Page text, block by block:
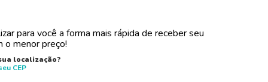
para você a forma mais rápida de receber seu
o menor preço!
localização?
CEP